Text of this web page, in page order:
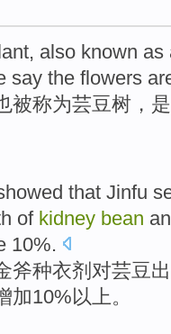
, also known as
say the flowers
被称为芸豆树 ， 是
that Jinfu
of kidney bean
10%.
斧种衣剂 对芸豆
加10%以上。